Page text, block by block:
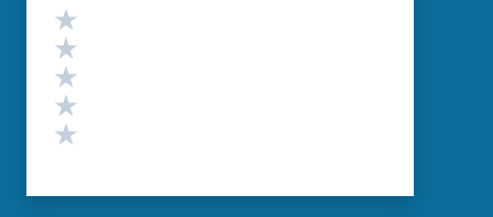
Valutazione